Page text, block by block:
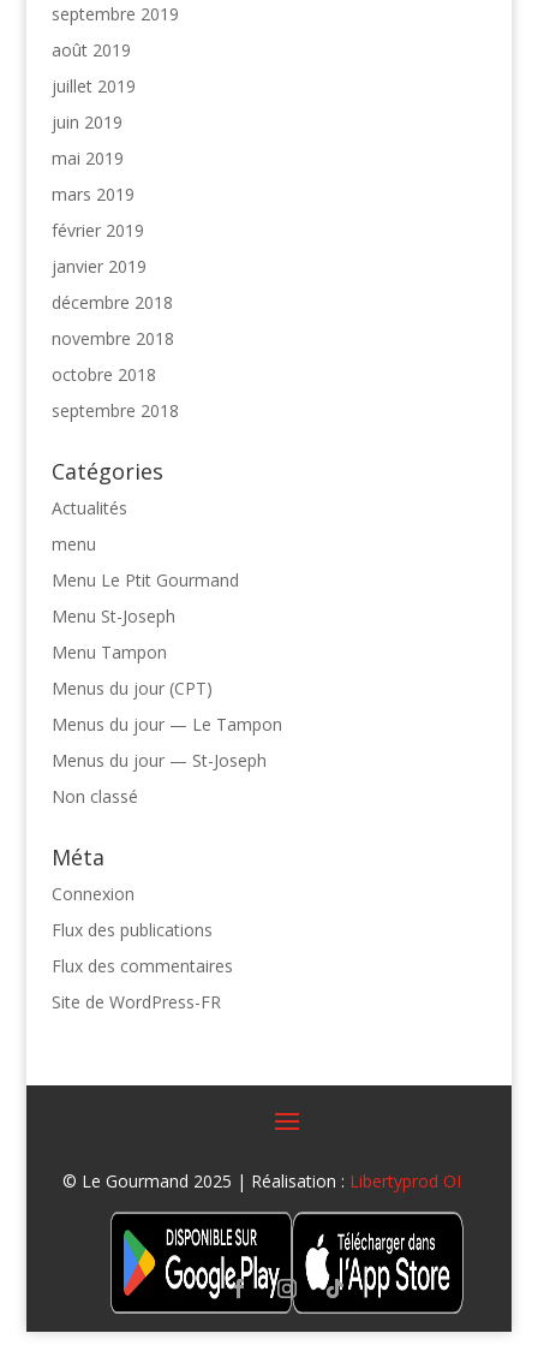
septembre 2019
août 2019
juillet 2019
juin 2019
mai 2019
mars 2019
février 2019
janvier 2019
décembre 2018
novembre 2018
octobre 2018
septembre 2018
Catégories
Actualités
menu
Menu Le Ptit Gourmand
Menu St-Joseph
Menu Tampon
Menus du jour (CPT)
Menus du jour — Le Tampon
Menus du jour — St-Joseph
Non classé
Méta
Connexion
Flux des publications
Flux des commentaires
Site de WordPress-FR
© Le Gourmand 2025 | Réalisation : Libertyprod OI